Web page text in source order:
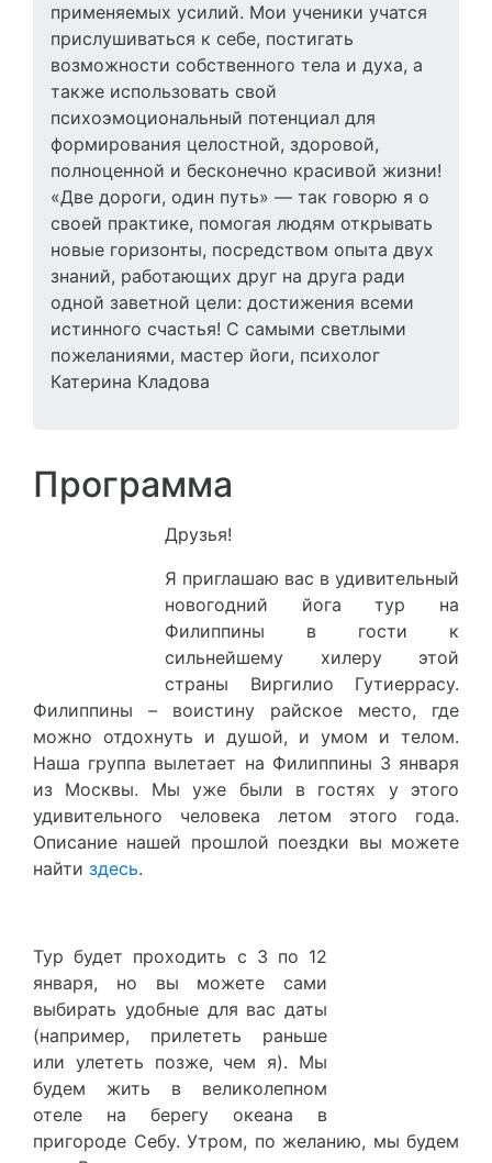
применяемых усилий. Мои ученики учатся
прислушиваться к себе, постигать
возможности собственного тела и духа, а
также использовать свой
психоэмоциональный потенциал для
формирования целостной, здоровой,
полноценной и бесконечно красивой жизни!
«Две дороги, один путь» — так говорю я о
своей практике, помогая людям открывать
новые горизонты, посредством опыта двух
знаний, работающих друг на друга ради
одной заветной цели: достижения всеми
истинного счастья! С самыми светлыми
пожеланиями, мастер йоги, психолог
Катерина Кладова
Программа
Друзья!
Я приглашаю вас в удивительный
новогодний йога тур на
Филиппины в гости к
сильнейшему хилеру этой
страны Виргилио Гутиеррасу.
Филиппины – воистину райское место, где
можно отдохнуть и душой, и умом и телом.
Наша группа вылетает на Филиппины 3 января
из Москвы. Мы уже были в гостях у этого
удивительного человека летом этого года.
Описание нашей прошлой поездки вы можете
найти здесь.
Тур будет проходить с 3 по 12
января, но вы можете сами
выбирать удобные для вас даты
(например, прилететь раньше
или улететь позже, чем я). Мы
будем жить в великолепном
отеле на берегу океана в
пригороде Себу. Утром, по желанию, мы будем